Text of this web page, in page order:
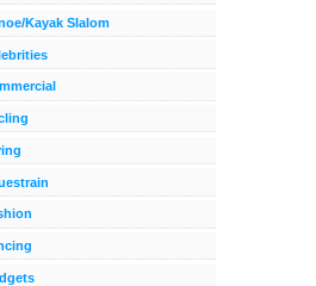
Kayak Slalom